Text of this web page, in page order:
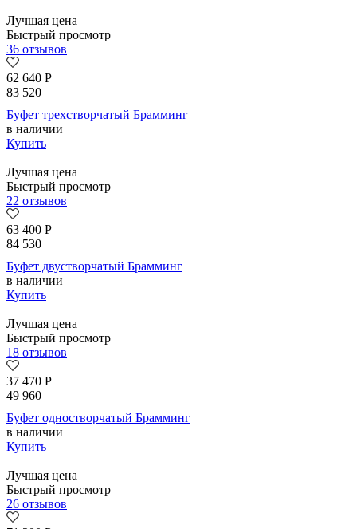
Лучшая цена
Быстрый просмотр
36 отзывов
62 640 Р
83 520
Буфет трехстворчатый Брамминг
в наличии
Купить
Лучшая цена
Быстрый просмотр
22 отзывов
63 400 Р
84 530
Буфет двустворчатый Брамминг
в наличии
Купить
Лучшая цена
Быстрый просмотр
18 отзывов
37 470 Р
49 960
Буфет одностворчатый Брамминг
в наличии
Купить
Лучшая цена
Быстрый просмотр
26 отзывов